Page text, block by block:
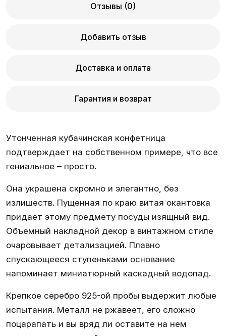
Отзывы (0)
Добавить отзыв
Доставка и оплата
Гарантия и возврат
Утонченная кубачинская конфетница
подтверждает на собственном примере, что все
гениальное – просто.
Она украшена скромно и элегантно, без
излишеств. Пущенная по краю витая окантовка
придает этому предмету посуды изящный вид.
Объемный накладной декор в винтажном стиле
очаровывает детализацией. Плавно
спускающееся ступеньками основание
напоминает миниатюрный каскадный водопад.
Крепкое серебро 925-ой пробы выдержит любые
испытания. Металл не ржавеет, его сложно
поцарапать и вы вряд ли оставите на нем